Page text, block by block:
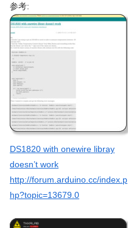
参考:
DS1820 with onewire libray
doesn’t work
http://forum.arduino.cc/index.p
hp?topic=13679.0